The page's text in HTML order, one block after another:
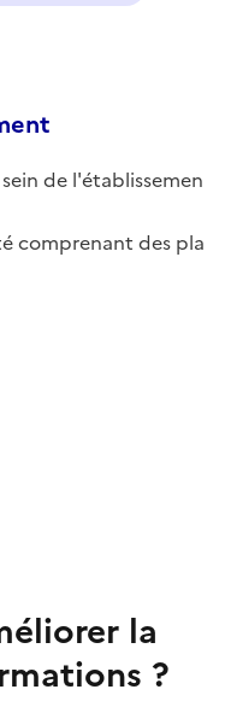
de l'établissemen
comprenant des pla
la
?